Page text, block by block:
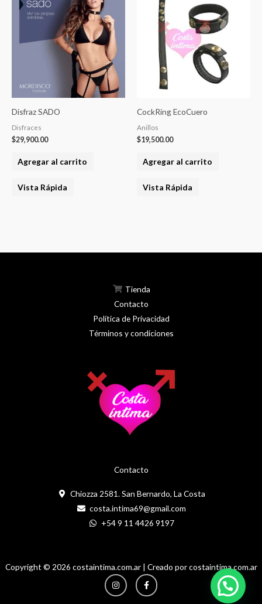
Disfraz SADO
Disfraces
$29,900.00
Agregar al carrito
Vista Rápida
CockRing EcoCuero
Anillos
$19,500.00
Agregar al carrito
Vista Rápida
Contacto
Chiozza 2581. San Bernardo, La Costa
costa.intima69@gmail.com
+54 9 11 4426 9197
Tienda
Contacto
Política de Privacidad
Términos y condiciones
Copyright © 2026 costaintima.com.ar | Creado por costaintima.com.ar
InstagramFacebook-
f